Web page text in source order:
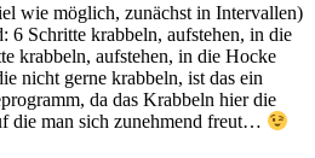
wie möglich, zunächst in Intervallen)
6 Schritte krabbeln, aufstehen, in die
krabbeln, aufstehen, in die Hocke
nicht gerne krabbeln, ist das ein
da das Krabbeln hier die
die man sich zunehmend freut…